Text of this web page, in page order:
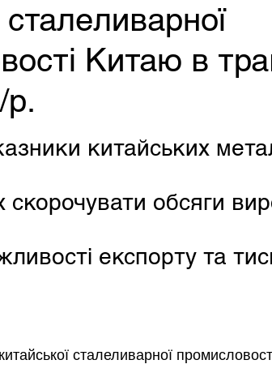
Китаю в
китайських
скорочувати обсяги
експорту та
сталеливарної